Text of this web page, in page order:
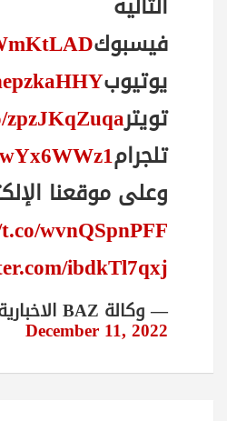
فيسبوك
يوتيوب
تويتر
تلجرام
وعلى موقعنا
wvnQSpnPFF
ibdkTl7qxj
— وكالة BAZ الاخبارية (@baznewz)
December 11, 2022